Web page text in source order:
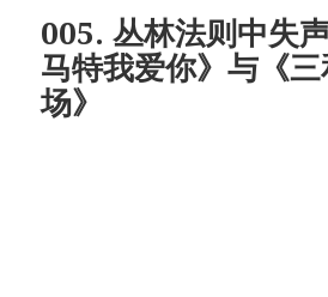
005. 丛林法则中失
马特我爱你》与《
场》